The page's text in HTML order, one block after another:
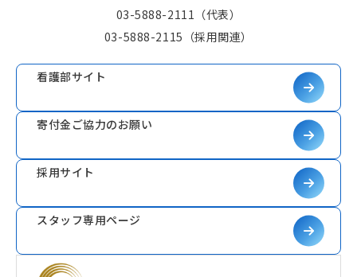
03-5888-2111 （代表）
03-5888-2115 （採用関連）
看護部サイト
寄付金ご協力のお願い
採用サイト
スタッフ専用ページ